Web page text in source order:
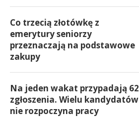
Co trzecią złotówkę z
emerytury seniorzy
przeznaczają na podstawowe
zakupy
Na jeden wakat przypadają 62
zgłoszenia. Wielu kandydatów
nie rozpoczyna pracy